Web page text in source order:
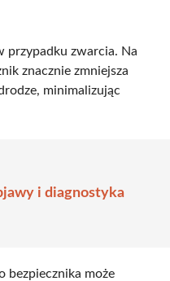
przypadku zwarcia. Na
znacznie zmniejsza
minimalizując
i diagnostyka
bezpiecznika może